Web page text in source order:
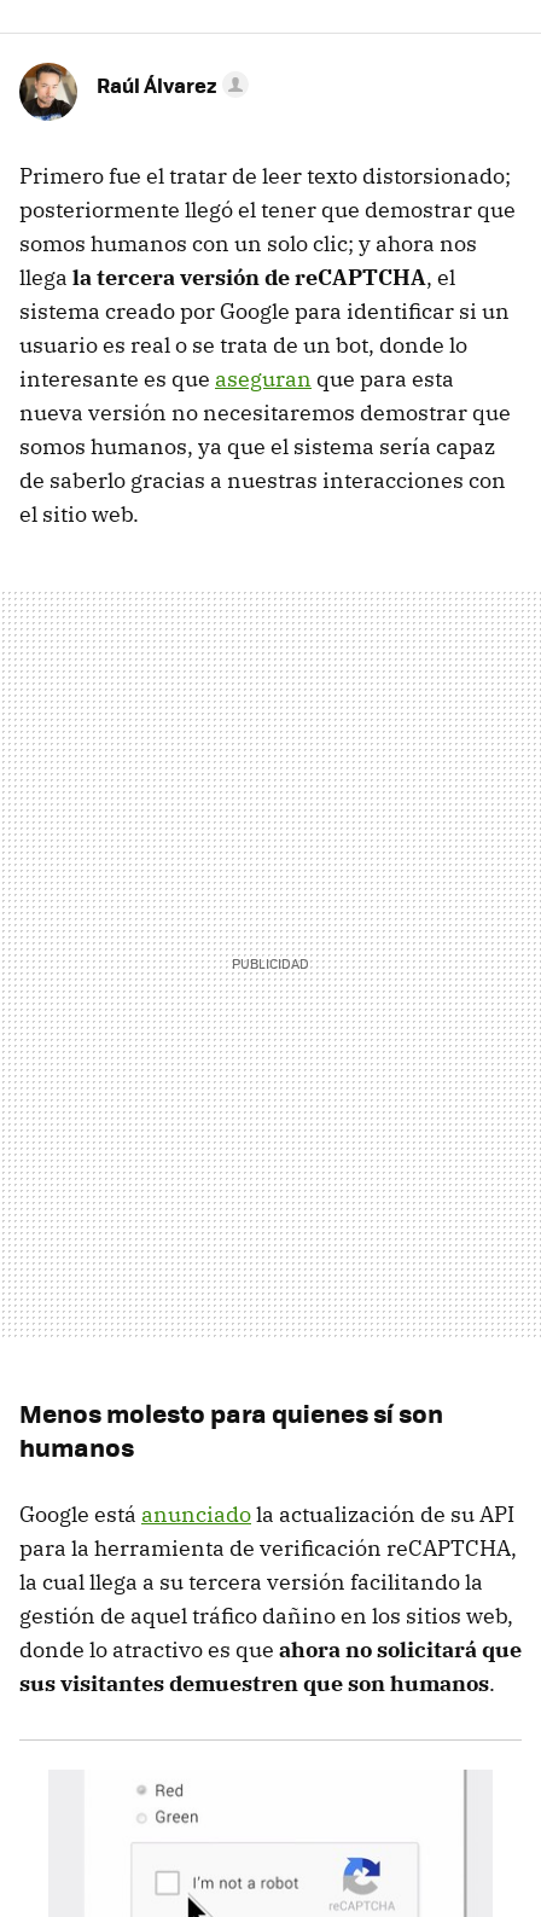
Raúl Álvarez
Primero fue el tratar de leer texto distorsionado;
posteriormente llegó el tener que demostrar que
somos humanos con un solo clic; y ahora nos
llega la tercera versión de reCAPTCHA, el
sistema creado por Google para identificar si un
usuario es real o se trata de un bot, donde lo
interesante es que aseguran que para esta
nueva versión no necesitaremos demostrar que
somos humanos, ya que el sistema sería capaz
de saberlo gracias a nuestras interacciones con
el sitio web.
Menos molesto para quienes sí son
humanos
Google está anunciadola actualización de su API
para la herramienta de verificación reCAPTCHA,
la cual llega a su tercera versión facilitando la
gestión de aquel tráfico dañino en los sitios web,
donde lo atractivo es que ahora no solicitará que
sus visitantes demuestren que son humanos.